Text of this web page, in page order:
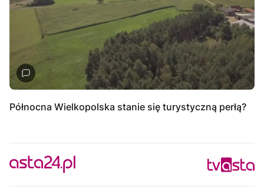
Północna Wielkopolska stanie się turystyczną perłą?